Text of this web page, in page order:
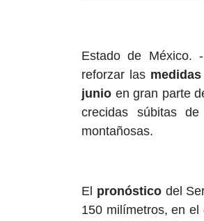
Estado de México.
reforzar las
junio en gran parte
crecidas súbitas
montañosas.
El pronósticodel
150 milímetros, en el